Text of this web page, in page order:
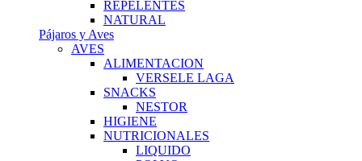
REPELENTES
NATURAL
Pájaros y Aves
AVES
ALIMENTACION
VERSELE LAGA
SNACKS
NESTOR
HIGIENE
NUTRICIONALES
LIQUIDO